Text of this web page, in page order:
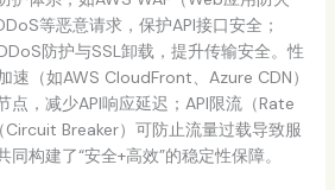
等恶意请求，保护API接口安全；
防护与SSL卸载，提升传输安全。性
速（如AWS CloudFront、Azure CDN）
点，减少API响应延迟；API限流（Rate
Breaker）可防止流量过载导致服
构建了“安全+高效”的稳定性保障。